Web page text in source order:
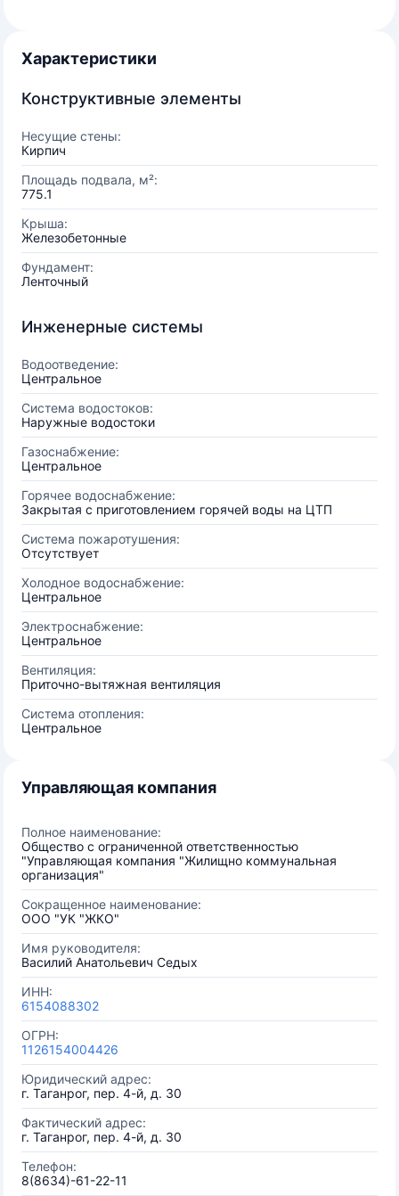
Характеристики
Конструктивные элементы
Несущие стены:
Кирпич
Площадь подвала, м²:
775.1
Крыша:
Железобетонные
Фундамент:
Ленточный
Инженерные системы
Водоотведение:
Центральное
Система водостоков:
Наружные водостоки
Газоснабжение:
Центральное
Горячее водоснабжение:
Закрытая с приготовлением горячей воды на ЦТП
Система пожаротушения:
Отсутствует
Холодное водоснабжение:
Центральное
Электроснабжение:
Центральное
Вентиляция:
Приточно-вытяжная вентиляция
Система отопления:
Центральное
Управляющая компания
Полное наименование:
Общество с ограниченной ответственностью
"Управляющая компания "Жилищно коммунальная
организация"
Сокращенное наименование:
ООО "УК "ЖКО"
Имя руководителя:
Василий Анатольевич Седых
ИНН:
6154088302
ОГРН:
1126154004426
Юридический адрес:
г. Таганрог, пер. 4-й, д. 30
Фактический адрес:
г. Таганрог, пер. 4-й, д. 30
Телефон:
8(8634)-61-22-11